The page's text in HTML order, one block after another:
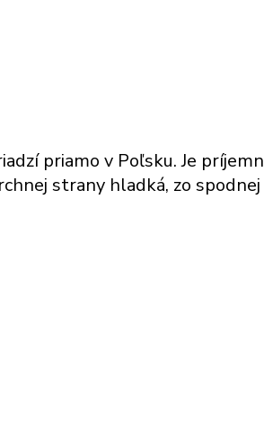
priamo v Poľsku. Je
strany hladká, zo